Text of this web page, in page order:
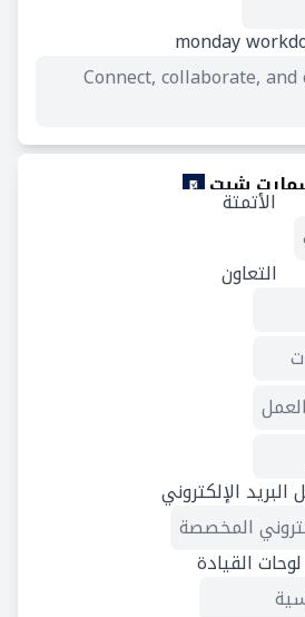
monday
Connect, collaborate,
شيت
الأتمتة
التعاون
البريد الإلكتروني
المخصصة
لوحات القيادة